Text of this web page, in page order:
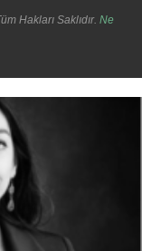
Hakları Saklıdır. Ne